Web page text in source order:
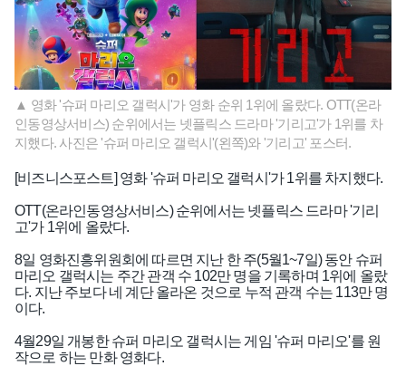
▲ 영화 '슈퍼 마리오 갤럭시'가 영화 순위 1위에 올랐다. OTT(온라
인동영상서비스) 순위에서는 넷플릭스 드라마 '기리고'가 1위를 차
지했다. 사진은 '슈퍼 마리오 갤럭시'(왼쪽)와 '기리고' 포스터.
[비즈니스포스트] 영화 '슈퍼 마리오 갤럭시'가 1위를 차지했다.
OTT(온라인동영상서비스) 순위에서는 넷플릭스 드라마 '기리
고'가 1위에 올랐다.
8일 영화진흥위원회에 따르면 지난 한 주(5월1~7일) 동안 슈퍼
마리오 갤럭시는 주간 관객 수 102만 명을 기록하며 1위에 올랐
다. 지난 주보다 네 계단 올라온 것으로 누적 관객 수는 113만 명
이다.
4월29일 개봉한 슈퍼 마리오 갤럭시는 게임 '슈퍼 마리오'를 원
작으로 하는 만화 영화다.